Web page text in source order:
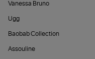
Vanessa Bruno
Ugg
Baobab Collection
Assouline